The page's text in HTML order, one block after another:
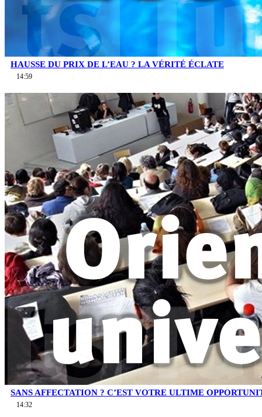
HAUSSE DU PRIX DE L’EAU ? LA VÉRITÉ ÉCLATE
14:59
SANS AFFECTATION ? C’EST VOTRE ULTIME
14:32